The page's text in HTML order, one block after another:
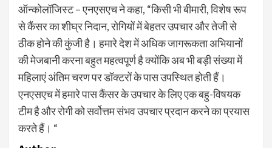
ऑन्कोलॉजिस्ट – एनएसएच ने कहा, “किसी भी बीमारी, विशेष रूप
से कैंसर का शीघ्र निदान, रोगियों में बेहतर उपचार और तेजी से
ठीक होने की कुंजी है। हमारे देश में अधिक जागरूकता अभियानों
की मेजबानी करना बहुत महत्वपूर्ण है क्योंकि अब भी बड़ी संख्या में
महिलाएं अंतिम चरण पर डॉक्टरों के पास उपस्थित होती हैं।
एनएसएच में हमारे पास कैंसर के उपचार के लिए एक बहु-विषयक
टीम है और रोगी को सर्वोत्तम संभव उपचार प्रदान करने का प्रयास
करते हैं। “